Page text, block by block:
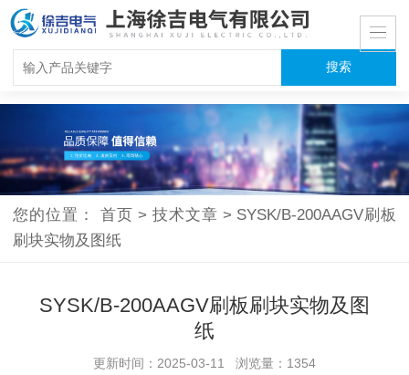
您的位置： 首页 > 技术文章 > SYSK/B-200AAGV刷板
刷块实物及图纸
SYSK/B-200AAGV刷板刷块实物及图
纸
更新时间：2025-03-11 浏览量：1354